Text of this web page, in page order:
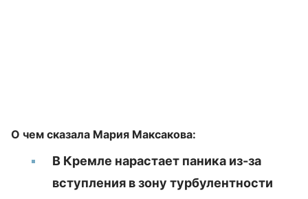
О чем сказала Мария Максакова:
В Кремле нарастает паника из-за
вступления в зону турбулентности